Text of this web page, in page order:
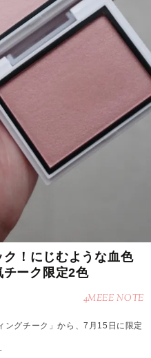
ク！にじむような血色
ーク限定2色
4MEEE NOTE
ングチーク」から、7月15日に限定